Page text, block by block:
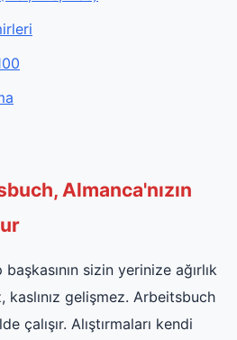
Almanca'nızın
sizin yerinize ağırlık
kaslınız gelişmez. Arbeitsbuch
çalışır. Alıştırmaları kendi